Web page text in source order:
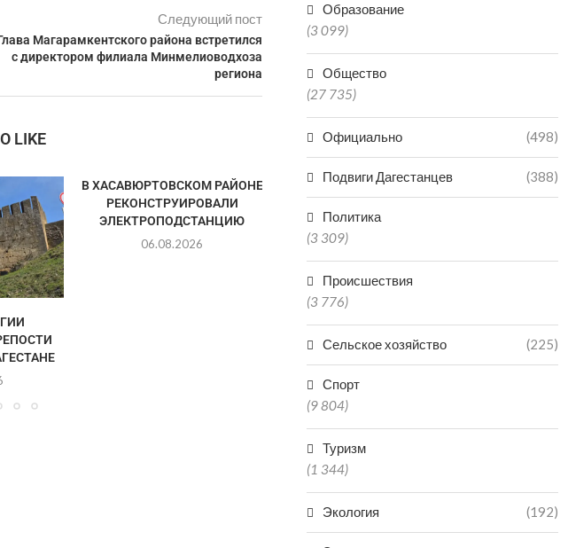
Следующий пост
Магарамкентского района встретился
с директором филиала Минмелиоводхоза
региона
LIKE
В ХАСАВЮРТОВСКОМ РАЙОНЕ
РЕКОНСТРУИРОВАЛИ
ЭЛЕКТРОПОДСТАНЦИЮ
06.08.2026
НЕ ПОДАВАТЬ
ЗАЯВЛЕНИЯ НА ВЫПЛАТЫ
ПРОСЯТ ЖИТЕЛЕЙ...
05.08.2026
В МЭРИИ
Образование
(3 099)
Общество
(27 735)
Официально (498)
Подвиги Дагестанцев (388)
Политика
(3 309)
Происшествия
(3 776)
Сельское хозяйство (225)
Спорт
(9 804)
Туризм
(1 344)
Экология (192)